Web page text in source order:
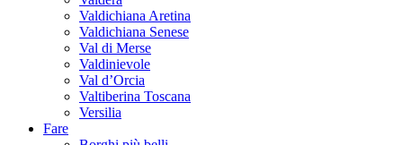
Valdichiana Aretina
Valdichiana Senese
Val di Merse
Valdinievole
Val d’Orcia
Valtiberina Toscana
Versilia
Fare